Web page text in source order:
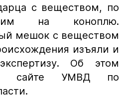
с веществом, по
на коноплю.
мешок с веществом
изъяли и
Об этом
сайте УМВД по